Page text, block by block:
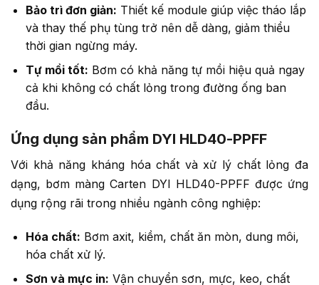
Bảo trì đơn giản: Thiết kế module giúp việc tháo lắp
và thay thế phụ tùng trở nên dễ dàng, giảm thiểu
thời gian ngừng máy.
Tự mồi tốt: Bơm có khả năng tự mồi hiệu quả ngay
cả khi không có chất lỏng trong đường ống ban
đầu.
Ứng dụng sản phẩm DYI HLD40-PPFF
Với khả năng kháng hóa chất và xử lý chất lỏng đa
dạng, bơm màng Carten DYI HLD40-PPFF được ứng
dụng rộng rãi trong nhiều ngành công nghiệp:
Hóa chất: Bơm axit, kiềm, chất ăn mòn, dung môi,
hóa chất xử lý.
Sơn và mực in: Vận chuyển sơn, mực, keo, chất